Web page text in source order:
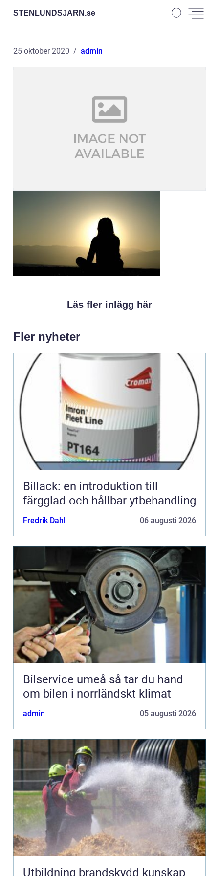
STENLUNDSJARN.se
25 oktober 2020 admin
Läs fler inlägg här
Fler nyheter
Billack: en introduktion till
färgglad och hållbar ytbehandling
Fredrik Dahl 06 augusti 2026
Bilservice umeå så tar du hand
om bilen i norrländskt klimat
admin 05 augusti 2026
Utbildning brandskydd kunskap